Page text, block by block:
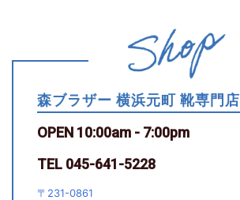
森ブラザー 横浜元町 靴専門店
OPEN 10:00am - 7:00pm
TEL 045-641-5228
〒231-0861